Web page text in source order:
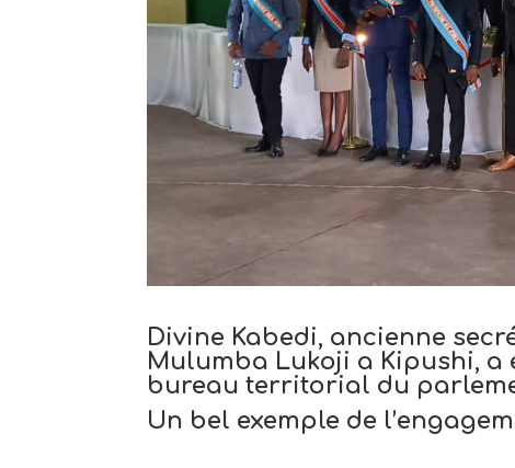
Divine Kabedi, ancienne
Mulumba Lukoji a Kipushi,
bureau territorial du
Un bel exemple de